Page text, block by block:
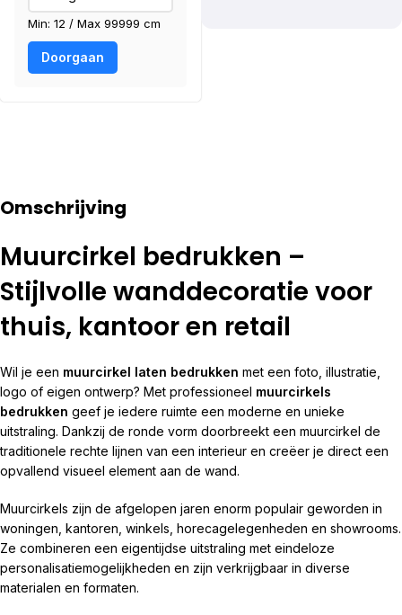
Min: 12 / Max 99999 cm
Doorgaan
Omschrijving
Muurcirkel bedrukken –
Stijlvolle wanddecoratie voor
thuis, kantoor en retail
Wil je een muurcirkel laten bedrukken met een foto, illustratie,
logo of eigen ontwerp? Met professioneel muurcirkels
bedrukken geef je iedere ruimte een moderne en unieke
uitstraling. Dankzij de ronde vorm doorbreekt een muurcirkel de
traditionele rechte lijnen van een interieur en creëer je direct een
opvallend visueel element aan de wand.
Muurcirkels zijn de afgelopen jaren enorm populair geworden in
woningen, kantoren, winkels, horecagelegenheden en showrooms.
Ze combineren een eigentijdse uitstraling met eindeloze
personalisatiemogelijkheden en zijn verkrijgbaar in diverse
materialen en formaten.